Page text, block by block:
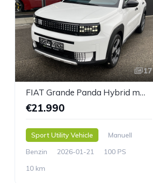
17
FIAT Grande Panda Hybrid mHEV 110 6-Gang eDCT LaPrima
€21.990
Sport Utility Vehicle
Manuell
Benzin
2026-01-21
100 PS
10 km